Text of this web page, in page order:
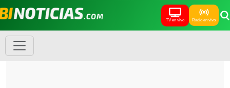
TV en vivo Radio en vivo